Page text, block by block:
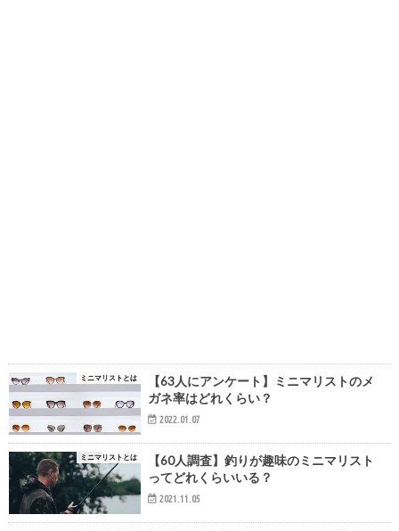
ミニマリストとは
【63人にアンケート】ミニマリストのメ
ガネ率はどれくらい？
2022.01.07
ミニマリストとは
【60人調査】釣りが趣味のミニマリスト
ってどれくらいいる？
2021.11.05